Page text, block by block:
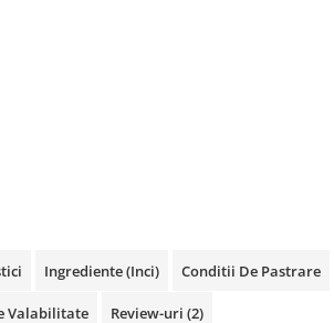
Ingrediente (Inci) Conditii De Pastrare
Valabilitate Review-uri (2)